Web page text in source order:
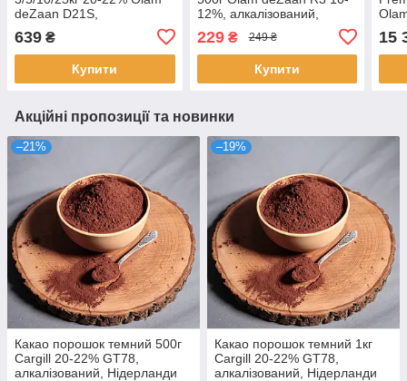
deZaan D21S,
алкалізований, Голландія
639 ₴
Купити
12%, алкалізований,
229₴ 249 ₴
Купити
15
Акційні пропозиції та новинки
–21%
Какао порошок темний 500г
Cargill 20-22% GT78,
алкалізований, Нідерланди
–19%
Какао порошок темний 1кг
Cargill 20-22% GT78,
алкалізований, Нідерланди